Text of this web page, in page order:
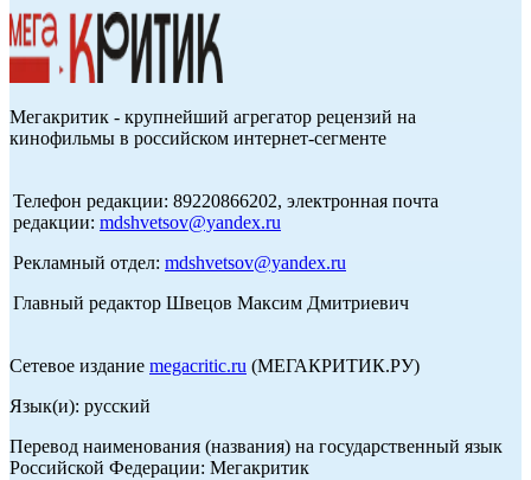
Мегакритик - крупнейший агрегатор рецензий на
кинофильмы в российском интернет-сегменте
Телефон редакции: 89220866202, электронная почта
редакции: mdshvetsov@yandex.ru
Рекламный отдел: mdshvetsov@yandex.ru
Главный редактор Швецов Максим Дмитриевич
Сетевое издание megacritic.ru (МЕГАКРИТИК.РУ)
Язык(и): русский
Перевод наименования (названия) на государственный язык
Российской Федерации: Мегакритик